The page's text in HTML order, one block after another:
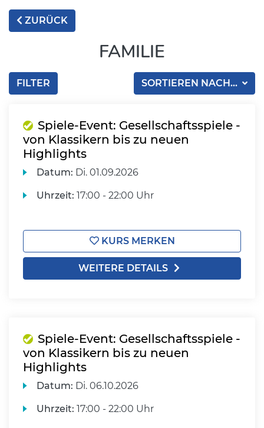
ZURÜCK
FAMILIE
SORTIEREN NACH...
FILTER
Spiele-Event: Gesellschaftsspiele -
von Klassikern bis zu neuen
Highlights
Datum: Di. 01.09.2026
Uhrzeit: 17:00 - 22:00 Uhr
KURS MERKEN
WEITERE DETAILS
Spiele-Event: Gesellschaftsspiele -
von Klassikern bis zu neuen
Highlights
Datum: Di. 06.10.2026
Uhrzeit: 17:00 - 22:00 Uhr